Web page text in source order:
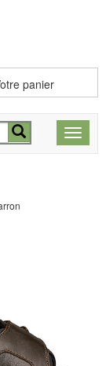
panier
Toggle